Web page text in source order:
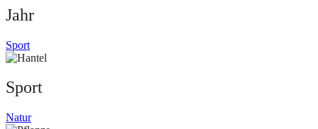
Jahr
Sport
Sport
Natur